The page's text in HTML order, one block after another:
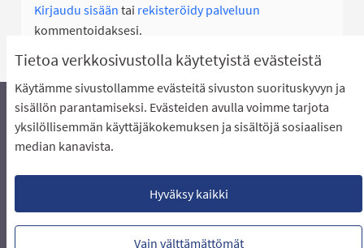
Tietoa verkkosivustolla käytetyistä evästeistä
Käytämme sivustollamme evästeitä sivuston suorituskyvyn ja
sisällön parantamiseksi. Evästeiden avulla voimme tarjota
yksilöllisemmän käyttäjäkokemuksen ja sisältöjä sosiaalisen
median kanavista.
Hyväksy kaikki
Vain välttämättömät
Kirjaudu sisään tai rekisteröidy palveluun
kommentoidaksesi.
Äänestyksen pikaohjeet
Usein kysytyt kysymykset
Näin äänestät Asukasbudjetissa
Lataa avoimet datatiedostot
Evästeasetukset